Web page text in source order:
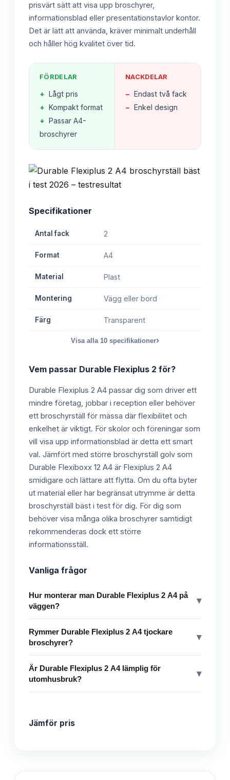
prisvärt sätt att visa upp broschyrer,
informationsblad eller presentationstavlor kontor.
Det är lätt att använda, kräver minimalt underhåll
och håller hög kvalitet över tid.
FÖRDELAR
+ Lågt pris
+ Kompakt format
+ Passar A4-
broschyrer
NACKDELAR
− Endast två fack
− Enkel design
Specifikationer
Antal fack 2
Format A4
Material Plast
Montering Vägg eller bord
Färg Transparent
Visa alla 10 specifikationer›
Vem passar Durable Flexiplus 2 för?
Durable Flexiplus 2 A4 passar dig som driver ett
mindre företag, jobbar i reception eller behöver
ett broschyrställ för mässa där flexibilitet och
enkelhet är viktigt. För skolor och föreningar som
vill visa upp informationsblad är detta ett smart
val. Jämfört med större broschyrställ golv som
Durable Flexiboxx 12 A4 är Flexiplus 2 A4
smidigare och lättare att flytta. Om du ofta byter
ut material eller har begränsat utrymme är detta
broschyrställ bäst i test för dig. För dig som
behöver visa många olika broschyrer samtidigt
rekommenderas dock ett större
informationsställ.
Vanliga frågor
Hur monterar man Durable Flexiplus 2 A4 på
väggen?
▾
Rymmer Durable Flexiplus 2 A4 tjockare
broschyrer?
▾
Är Durable Flexiplus 2 A4 lämplig för
utomhusbruk?
▾
Jämför pris